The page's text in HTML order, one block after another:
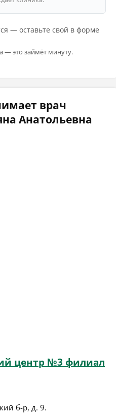
— оставьте свой в форме
— это займёт минуту.
врач
Анатольевна
центр №3 филиал
б-р, д. 9.